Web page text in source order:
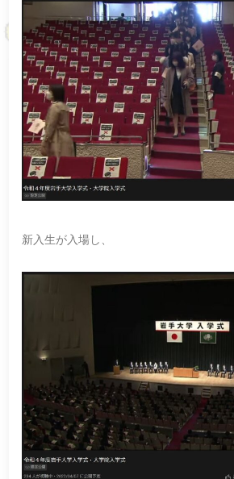
新入生が入場し、